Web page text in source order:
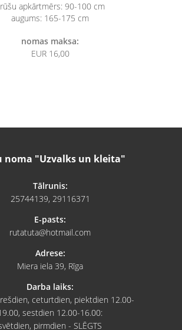
apkārtmērs: 90-100 cm
augums: 165-175 cm
nomas maksa:
EUR 16,00
noma "Uzvalks un kleita"
Tālrunis:
25744139, 29116371
E-pasts:
rutatuta@hotmail.com
Adrese:
Miera iela 39, Rīga
Darba laiks:
ceturtdien, piektdien 12.00-
sestdien 12.00-16.00:
pirmdien - SLĒGTS